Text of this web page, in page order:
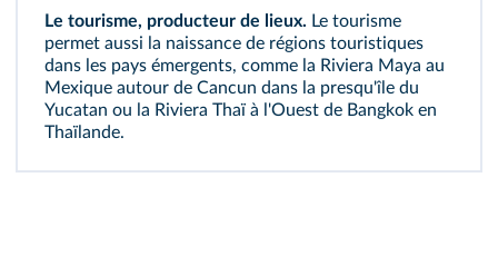
Le tourisme, producteur de lieux. Le tourisme
permet aussi la naissance de régions touristiques
dans les pays émergents, comme la Riviera Maya au
Mexique autour de Cancun dans la presqu'île du
Yucatan ou la Riviera Thaï à l'Ouest de Bangkok en
Thaïlande.